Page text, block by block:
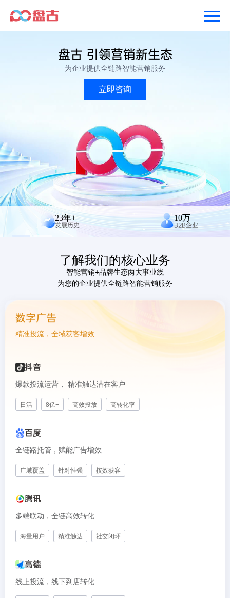
盘古 引领营销新生态
为企业提供全链路智能营销服务
立即咨询
23年+
发展历史
10万+
B2B企业
了解我们的核心业务
智能营销+品牌生态两大事业线
为您的企业提供全链路智能营销服务
数字广告
精准投流，全域获客增效
抖音
爆款投流运营， 精准触达潜在客户
日活 8亿+ 高效投放 高转化率
百度
全链路托管，赋能广告增效
广域覆盖 针对性强 按效获客
腾讯
多端联动，全链高效转化
海量用户 精准触达 社交闭环
高德
线上投流，线下到店转化